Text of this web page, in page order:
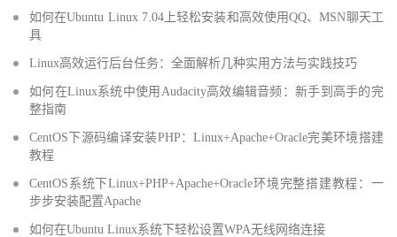
如何在Ubuntu Linux 7.04上轻松安装和高效使用QQ、MSN聊天工
具
Linux高效运行后台任务：全面解析几种实用方法与实践技巧
如何在Linux系统中使用Audacity高效编辑音频：新手到高手的完
整指南
CentOS下源码编译安装PHP：Linux+Apache+Oracle完美环境搭建
教程
CentOS系统下Linux+PHP+Apache+Oracle环境完整搭建教程：一
步步安装配置Apache
如何在Ubuntu Linux系统下轻松设置WPA无线网络连接